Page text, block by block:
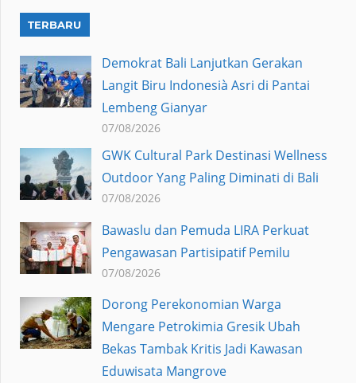
TERBARU
Demokrat Bali Lanjutkan Gerakan
Langit Biru Indonesià Asri di Pantai
Lembeng Gianyar
07/08/2026
GWK Cultural Park Destinasi Wellness
Outdoor Yang Paling Diminati di Bali
07/08/2026
Bawaslu dan Pemuda LIRA Perkuat
Pengawasan Partisipatif Pemilu
07/08/2026
Dorong Perekonomian Warga
Mengare Petrokimia Gresik Ubah
Bekas Tambak Kritis Jadi Kawasan
Eduwisata Mangrove